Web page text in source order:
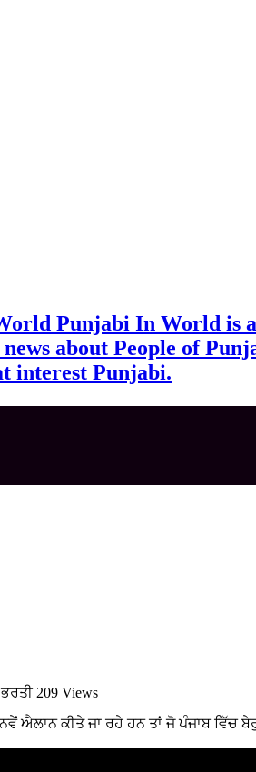
Punjabi In World is
about People of
interest Punjabi.
209 Views
ਐਲਾਨ ਕੀਤੇ ਜਾ ਰਹੇ ਹਨ ਤਾਂ ਜੋ ਪੰਜਾਬ ਵਿੱਚ